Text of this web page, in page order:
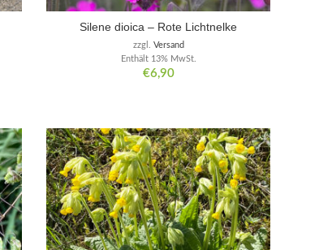
Silene dioica – Rote Lichtnelke
€6,90
Enthält 13% MwSt.
zzgl. Versand